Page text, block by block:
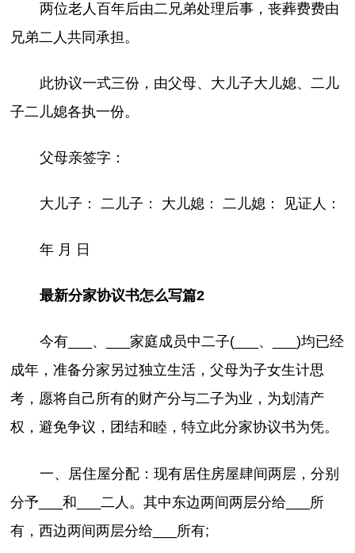
两位老人百年后由二兄弟处理后事，丧葬费费由
兄弟二人共同承担。
此协议一式三份，由父母、大儿子大儿媳、二儿
子二儿媳各执一份。
父母亲签字：
大儿子： 二儿子： 大儿媳： 二儿媳： 见证人：
年 月 日
最新分家协议书怎么写篇2
今有___、___家庭成员中二子(___、___)均已经
成年，准备分家另过独立生活，父母为子女生计思
考，愿将自己所有的财产分与二子为业，为划清产
权，避免争议，团结和睦，特立此分家协议书为凭。
一、居住屋分配：现有居住房屋肆间两层，分别
分予___和___二人。其中东边两间两层分给___所
有，西边两间两层分给___所有;